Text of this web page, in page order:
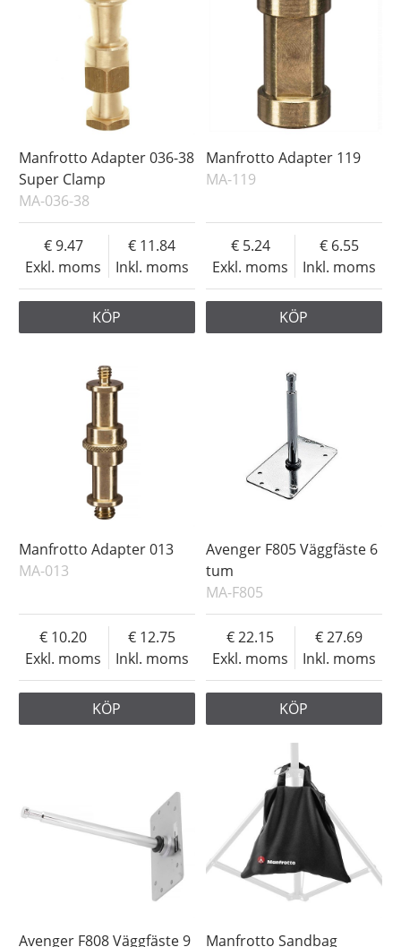
Manfrotto Adapter 036-38
Super Clamp
MA-036-38
Exkl. moms
9.47
Inkl. moms
11.84
KÖP
Manfrotto Adapter 119
MA-119
Exkl. moms
5.24
Inkl. moms
6.55
KÖP
Manfrotto Adapter 013
MA-013
Exkl. moms
10.20
Inkl. moms
12.75
KÖP
Avenger F805 Väggfäste 6
tum
MA-F805
Exkl. moms
22.15
Inkl. moms
27.69
KÖP
Avenger F808 Väggfäste 9 Manfrotto Sandbag